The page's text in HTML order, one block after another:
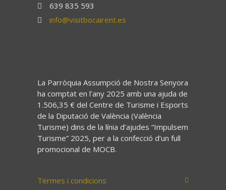
639 835 593
info@visitbocairent.es
La Parròquia Assumpció de Nostra Senyora
ha comptat en l’any 2025 amb una ajuda de
1.506,35 € del Centre de Turisme i Esports
de la Diputació de València (València
Turisme) dins de la línia d’ajudes “Impulsem
Turisme” 2025, per a la confecció d’un full
promocional de MOCB.
Termes i condicions